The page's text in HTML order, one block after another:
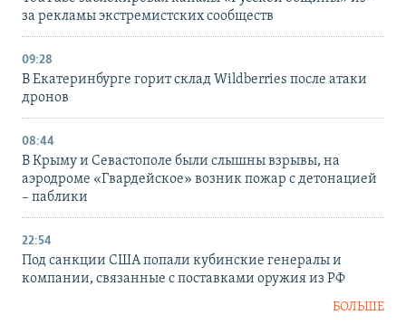
за рекламы экстремистских сообществ
09:28
В Екатеринбурге горит склад Wildberries после атаки
дронов
08:44
В Крыму и Севастополе были слышны взрывы, на
аэродроме «Гвардейское» возник пожар с детонацией
– паблики
22:54
Под санкции США попали кубинские генералы и
компании, связанные с поставками оружия из РФ
БОЛЬШЕ